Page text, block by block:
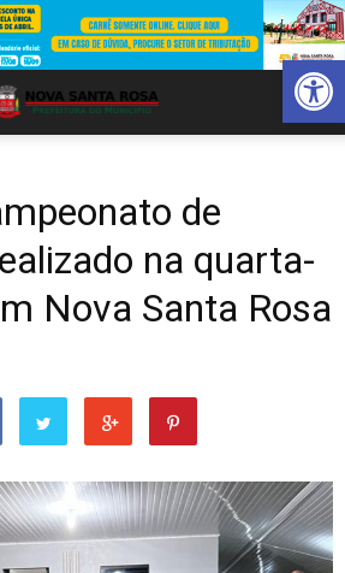
Abrir
de
na quarta-
Nova Santa Rosa